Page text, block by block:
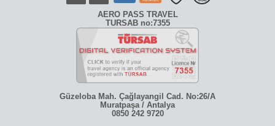
AERO PASS TRAVEL
TURSAB no:7355
Güzeloba Mah. Çağlayangil Cad. No:26/A
Muratpaşa / Antalya
0850 242 9720